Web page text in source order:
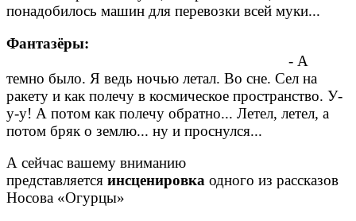
понадобилось машин для перевозки всей муки...
Фантазёры:
- А
темно было. Я ведь ночью летал. Во сне. Сел на
ракету и как полечу в космическое пространство. У-
у-у! А потом как полечу обратно... Летел, летел, а
потом бряк о землю... ну и проснулся...
А сейчас вашему вниманию
представляется инсценировка одного из рассказов
Носова «Огурцы»